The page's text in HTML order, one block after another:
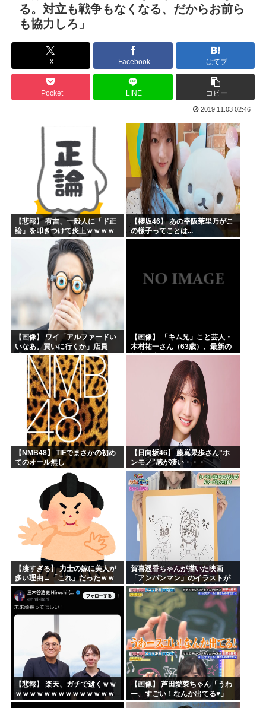
Win95開発者「日本でITが3Kと呼ばれるのは企業が根...
海外「その通り！」日本人ならどこでも発展させると語る世界...
【1966年】 母の日に9歳の息子が帰らなかった——容疑...
日本人「うちの犬、たまたまついてきた八百屋で一目惚れした...
海外「まるでトランプ」FIFAがW杯開催都市と結んだ約束...
海外「全部日本の真似だったのか…」 日本の普通のテレビ番...
【海外の反応】 なぜイチローはあんなに敬遠四球が多かった...
平野綾とかいう女声優についてお前らが知ってることwww
みいちゃんと山田さんの漫画の作者なんでこんなに嫌われてる...
る。対立も戦争もなくなる、だからお前ら
も協力しろ」
X Facebook はてブ
Pocket LINE コピー
2019.11.03 02:46
【悲報】 有吉、一般人に「ド正
論」を叩きつけて炎上ｗｗｗｗ
【櫻坂46】 あの幸阪茉里乃がこ
の様子ってことは...
【画像】 ワイ「アルファードい
いなあ。買いに行くか」店員
「ほいっ見積もりな！」ワイ
「金額おかしくね？」←お前ら
もそう思うよな？？？？？
【画像】 「キム兄」こと芸人・
木村祐一さん（63歳）、最新の
松本人志さんとのツーショット
が完全に別人だとネット騒然！
「マジで誰かわからん」...
【NMB48】 TIFでまさかの初め
てのオール無し
【日向坂46】 藤嶌果歩さん"ホ
ンモノ"感が凄い・・・
【凄すぎる】 力士の嫁に美人が
多い理由→「これ」だったｗｗ
ｗｗｗｗｗ
賀喜遥香ちゃんが描いた映画
「アンパンマン」のイラストが
上手すぎる！！！【乃木坂46】
【悲報】 楽天、ガチで逝くｗｗ
ｗｗｗｗｗｗｗｗｗｗｗｗｗｗ
ｗｗｗｗ
【画像】 芦田愛菜ちゃん「うわ
ー、すごい！なんか出てる♥」